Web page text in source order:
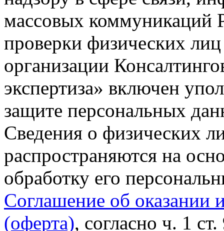
массовых коммуникаций
проверки физических
организации
экспертиза» включен
защите персональных
Сведения о физических
распространяются на
обработку его
Соглашение об оказании
(оферта), согласно ч. 1